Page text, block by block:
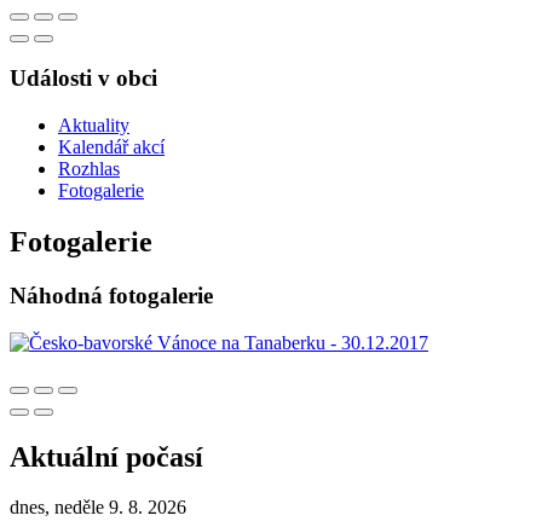
Události v obci
Aktuality
Kalendář akcí
Rozhlas
Fotogalerie
Fotogalerie
Náhodná fotogalerie
Aktuální počasí
dnes, neděle 9. 8. 2026